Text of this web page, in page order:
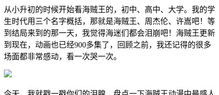
从小升初的时候开始看海贼王的，初中、高中、大学。我的学
生时代用三个名字概括，那就是海贼王、周杰伦、许嵩吧！等
到结局来到的那一天，我觉得海迷们都会泪崩吧！海贼王更新
到现在，动画也已经900多集了，回顾之前，我还记得的很多
场面都非常感动，看一次哭一次。